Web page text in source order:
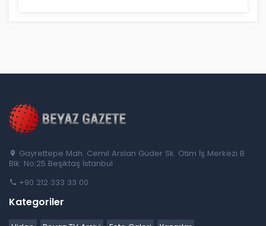
Gayrettepe Mah. Cemil Arslan Güder Sk. Otim İş Merkezi B
Blk. No:25 Beşiktaş İstanbul
+90 212 333 33 00
Kategoriler